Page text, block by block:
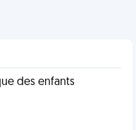
des enfants